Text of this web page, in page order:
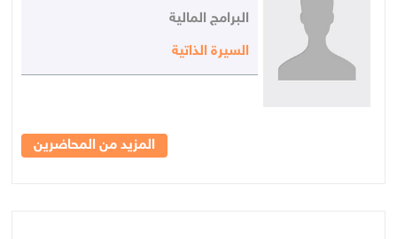
البرامج المالية
السيرة الذاتية
المزيد من المحاضرين